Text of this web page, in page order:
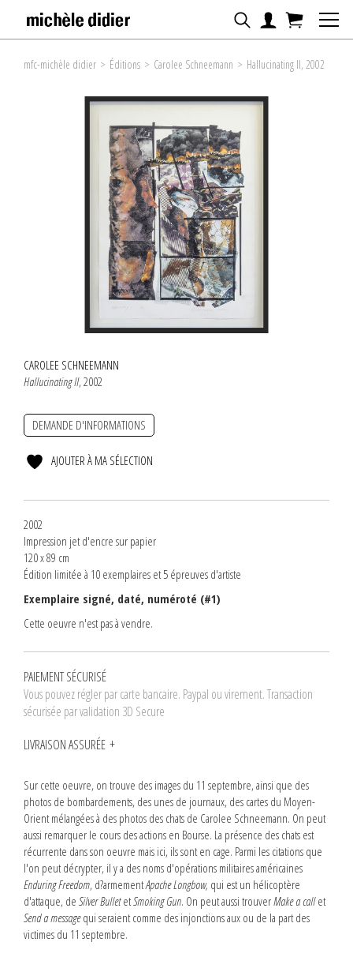
mfc-michèle didier > Éditions > Carolee Schneemann > Hallucinating II, 2002
CAROLEE SCHNEEMANN
Hallucinating II, 2002
DEMANDE D'INFORMATIONS
AJOUTER À MA SÉLECTION
2002
Impression jet d'encre sur papier
120 x 89 cm
Édition limitée à 10 exemplaires et 5 épreuves d'artiste
Exemplaire signé, daté, numéroté (#1)
Cette oeuvre n'est pas à vendre.
PAIEMENT SÉCURISÉ
Vous pouvez régler par carte bancaire. Paypal ou virement. Transaction
sécurisée par validation 3D Secure
LIVRAISON ASSURÉE
Sur cette oeuvre, on trouve des images du 11 septembre, ainsi que des
photos de bombardements, des unes de journaux, des cartes du Moyen-
Orient mélangées à des photos des chats de Carolee Schneemann. On peut
aussi remarquer le cours des actions en Bourse. La présence des chats est
récurrente dans son oeuvre mais ici, ils sont en cage. Parmi les citations que
l'on peut décrypter, il y a des noms d'opérations militaires américaines
Enduring Freedom, d?armementApache Longbow, qui est un hélicoptère
d'attaque, de Silver BulletetSmoking Gun. On peut aussi trouverMake a callet
Send a messagequi seraient comme des injonctions aux ou de la part des
victimes du 11 septembre.